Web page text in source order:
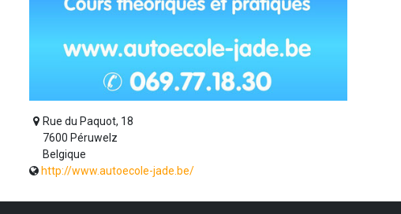
Rue du Paquot, 18
7600 Péruwelz
Belgique
http://www.autoecole-jade.be/